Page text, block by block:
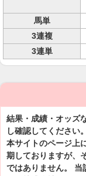
馬単
3連複
3連単
結果・成績・オッズ
し確認してください。
本サイトのページ上
期しておりますが、
ではありません。 当